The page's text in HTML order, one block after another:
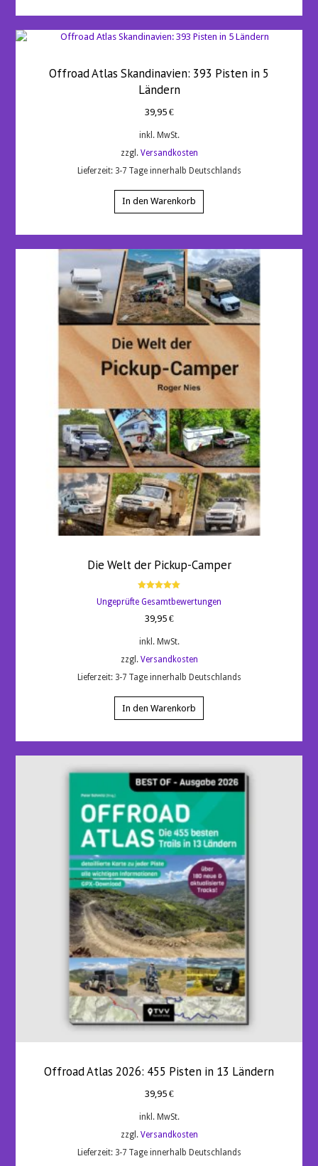
Offroad Atlas Skandinavien: 393 Pisten in 5
Ländern
39,95 €
inkl. MwSt.
zzgl. Versandkosten
Lieferzeit: 3-7 Tage innerhalb Deutschlands
In den Warenkorb
Die Welt der Pickup-Camper
Bewertet
mit
von 5
Ungeprüfte Gesamtbewertungen
39,95 €
inkl. MwSt.
zzgl. Versandkosten
Lieferzeit: 3-7 Tage innerhalb Deutschlands
In den Warenkorb
Offroad Atlas 2026: 455 Pisten in 13 Ländern
39,95 €
inkl. MwSt.
zzgl. Versandkosten
Lieferzeit: 3-7 Tage innerhalb Deutschlands